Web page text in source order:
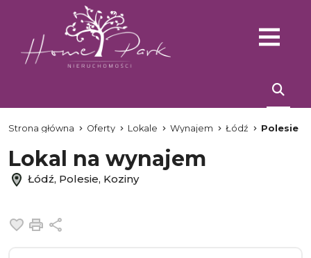
Strona główna Oferty Lokale Wynajem Łódź Polesie
Lokal na wynajem
Łódź, Polesie, Koziny
Dodaj do ulubionych
Drukuj